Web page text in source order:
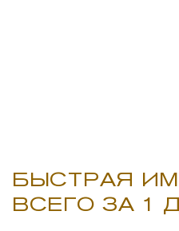
БЫСТРАЯ
ВСЕГО ЗА 1